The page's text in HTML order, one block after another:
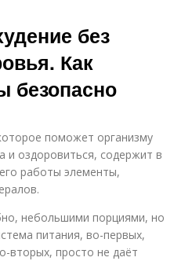
без
Как
безопасно
поможет организму
и оздоровиться, содержит в
работы элементы,
небольшими порциями, но
питания, во-первых,
вторых, просто не даёт